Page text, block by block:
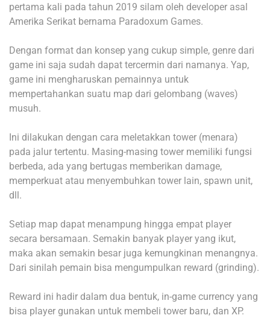
pertama kali pada tahun 2019 silam oleh developer asal
Amerika Serikat bernama Paradoxum Games.
Dengan format dan konsep yang cukup simple, genre dari
game ini saja sudah dapat tercermin dari namanya. Yap,
game ini mengharuskan pemainnya untuk
mempertahankan suatu map dari gelombang (waves)
musuh.
Ini dilakukan dengan cara meletakkan tower (menara)
pada jalur tertentu. Masing-masing tower memiliki fungsi
berbeda, ada yang bertugas memberikan damage,
memperkuat atau menyembuhkan tower lain, spawn unit,
dll.
Setiap map dapat menampung hingga empat player
secara bersamaan. Semakin banyak player yang ikut,
maka akan semakin besar juga kemungkinan menangnya.
Dari sinilah pemain bisa mengumpulkan reward (grinding).
Reward ini hadir dalam dua bentuk, in-game currency yang
bisa player gunakan untuk membeli tower baru, dan XP.